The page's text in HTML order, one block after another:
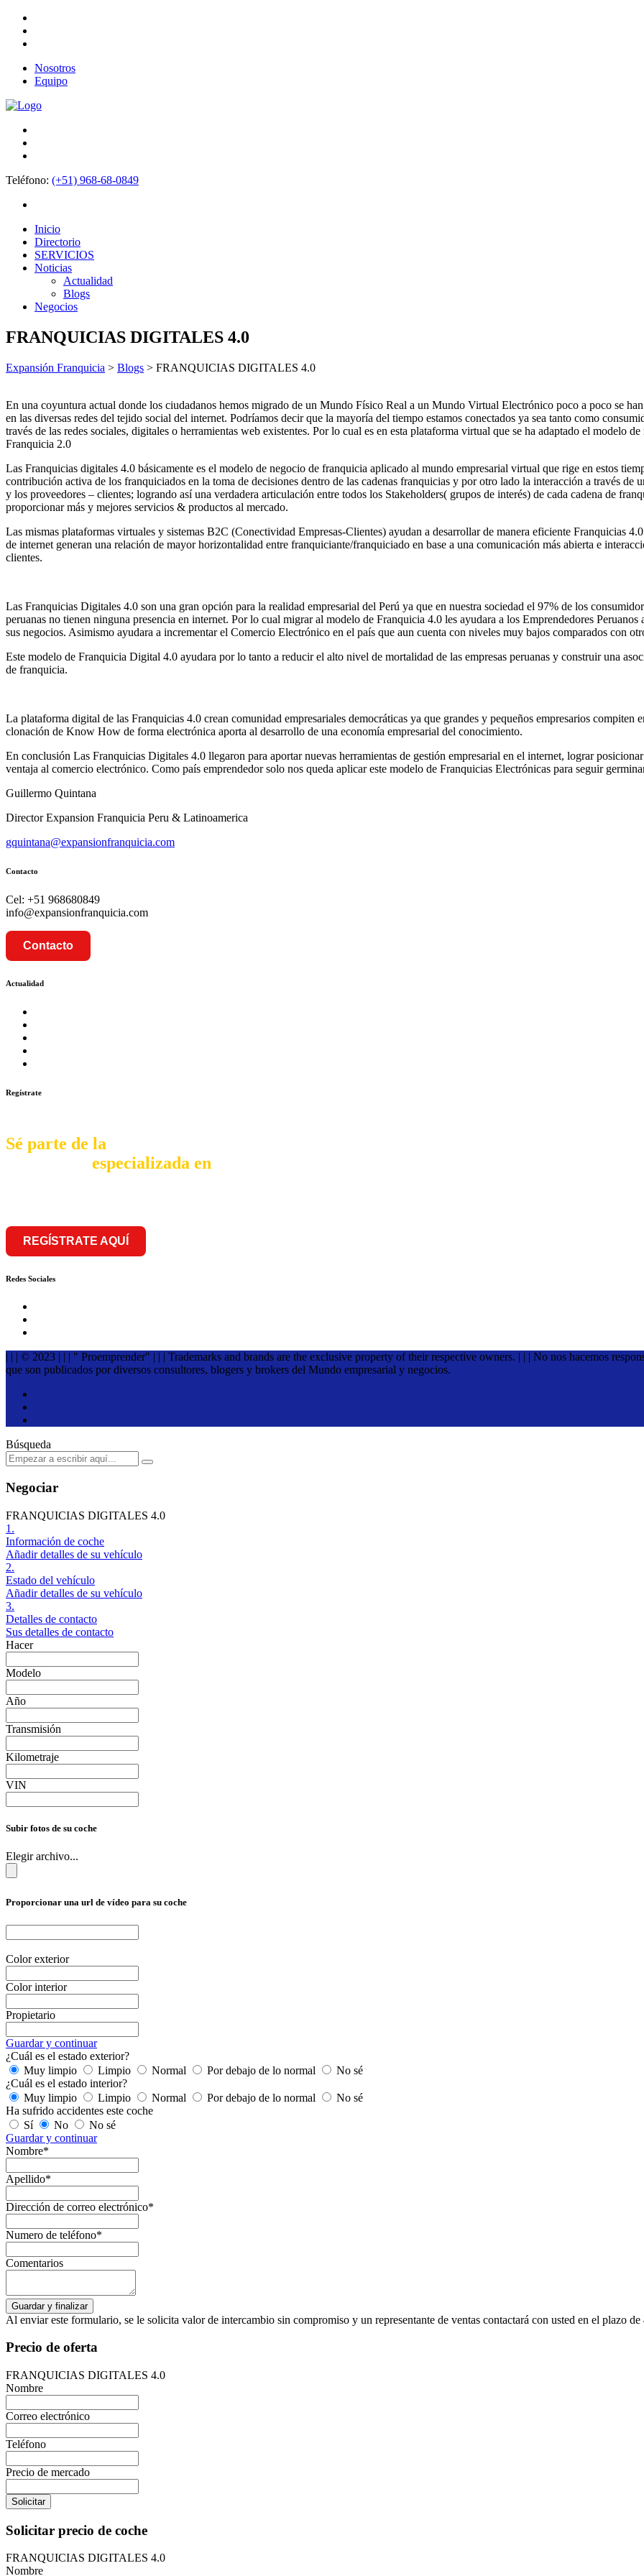
Nosotros
Equipo
Teléfono: (+51) 968-68-0849
Inicio
Directorio
SERVICIOS
Noticias
Actualidad
Blogs
Negocios
FRANQUICIAS DIGITALES 4.0
Expansión Franquicia > Blogs > FRANQUICIAS DIGITALES 4.0
En una coyuntura actual donde los ciudadanos hemos migrado de un Mundo Físico Real a un Mundo Virtual Electrónico poco a poco se
en las diversas redes del tejido social del internet. Podríamos decir que la mayoría del tiempo estamos conectados ya sea tanto como
través de las redes sociales, digitales o herramientas web existentes. Por lo cual es en esta plataforma virtual que se ha adaptado el modelo
Franquicia 2.0
Las Franquicias digitales 4.0 básicamente es el modelo de negocio de franquicia aplicado al mundo empresarial virtual que rige en estos
contribución activa de los franquiciados en la toma de decisiones dentro de las cadenas franquicias y por otro lado la interacción a través
y los proveedores – clientes; logrando así una verdadera articulación entre todos los Stakeholders( grupos de interés) de cada cadena de
proporcionar más y mejores servicios & productos al mercado.
Las mismas plataformas virtuales y sistemas B2C (Conectividad Empresas-Clientes) ayudan a desarrollar de manera eficiente Franquicias
de internet generan una relación de mayor horizontalidad entre franquiciante/franquiciado en base a una comunicación más abierta e
clientes.
Las Franquicias Digitales 4.0 son una gran opción para la realidad empresarial del Perú ya que en nuestra sociedad el 97% de los
peruanas no tienen ninguna presencia en internet. Por lo cual migrar al modelo de Franquicia 4.0 les ayudara a los Emprendedores
sus negocios. Asimismo ayudara a incrementar el Comercio Electrónico en el país que aun cuenta con niveles muy bajos comparados con
Este modelo de Franquicia Digital 4.0 ayudara por lo tanto a reducir el alto nivel de mortalidad de las empresas peruanas y construir una
de franquicia.
La plataforma digital de las Franquicias 4.0 crean comunidad empresariales democráticas ya que grandes y pequeños empresarios
clonación de Know How de forma electrónica aporta al desarrollo de una economía empresarial del conocimiento.
En conclusión Las Franquicias Digitales 4.0 llegaron para aportar nuevas herramientas de gestión empresarial en el internet, lograr
ventaja al comercio electrónico. Como país emprendedor solo nos queda aplicar este modelo de Franquicias Electrónicas para seguir
Guillermo Quintana
Director Expansion Franquicia Peru & Latinoamerica
gquintana@expansionfranquicia.com
Contacto
Cel: +51 968680849
info@expansionfranquicia.com
Contacto
Actualidad
Regístrate
Sé parte de la
especializada en
REGÍSTRATE AQUÍ
Redes Sociales
| | | © 2023 | | | " Proemprender" | | | Trademarks and brands are the exclusive property of their respective owners. | | | No nos hacemos
que son publicados por diversos consultores, blogers y brokers del Mundo empresarial y negocios.
Búsqueda
Negociar
FRANQUICIAS DIGITALES 4.0
1.
Información de coche
Añadir detalles de su vehículo
2.
Estado del vehículo
Añadir detalles de su vehículo
3.
Detalles de contacto
Sus detalles de contacto
Hacer
Modelo
Año
Transmisión
Kilometraje
VIN
Subir fotos de su coche
Elegir archivo...
Proporcionar una url de vídeo para su coche
Color exterior
Color interior
Propietario
Guardar y continuar
¿Cuál es el estado exterior?
Muy limpio
Limpio Normal Por debajo de lo normal
No sé
¿Cuál es el estado interior?
Muy limpio
Limpio Normal Por debajo de lo normal
No sé
Ha sufrido accidentes este coche
Sí
No
No sé
Guardar y continuar
Nombre*
Apellido*
Dirección de correo electrónico*
Numero de teléfono*
Comentarios
Al enviar este formulario, se le solicita valor de intercambio sin compromiso y un representante de ventas contactará con usted en el plazo de
Precio de oferta
FRANQUICIAS DIGITALES 4.0
Nombre
Correo electrónico
Teléfono
Precio de mercado
Solicitar
Solicitar precio de coche
FRANQUICIAS DIGITALES 4.0
Nombre